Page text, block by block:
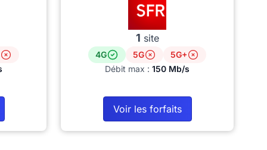
1 site
4G 5G
5G+
Débit max : 150 Mb/s
Voir les forfaits